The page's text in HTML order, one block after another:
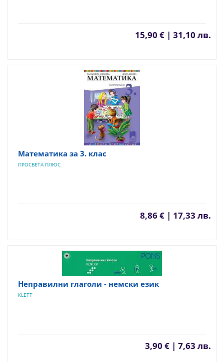
15,90 € | 31,10 лв.
Математика за 3. клас
ПРОСВЕТА ПЛЮС
8,86 € | 17,33 лв.
Неправилни глаголи - немски език
KLETT
3,90 € | 7,63 лв.